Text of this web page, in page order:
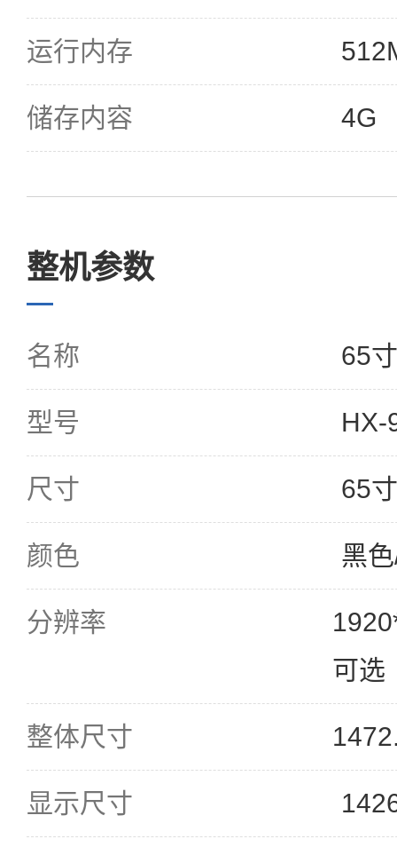
运行内存
储存内容 4G
整机参数
名称 65
型号 HX-
尺寸 65寸
颜色 黑
分辨率
可选
整体尺寸
显示尺寸